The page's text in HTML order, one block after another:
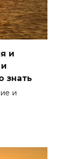
и
знать
и